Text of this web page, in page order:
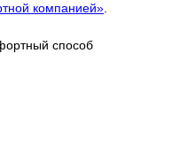
компанией»
способ